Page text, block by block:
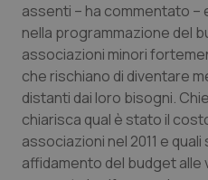
Veneto
Oncoematologia
Oncologia &
Psoriasi & pelle
Quotidiano
assenti – ha commentato –
nella programmazione del
associazioni minori
che rischiano di diventare
distanti dai loro bisogni.
chiarisca qual è stato il
associazioni nel 2011 e
affidamento del budget alle